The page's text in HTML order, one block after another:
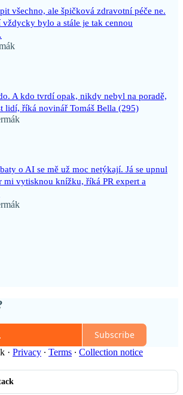
všechno, ale špičková zdravotní péče ne.
bylo a stále je tak cennou
A kdo tvrdí opak, nikdy nebyl na poradě,
lidí, říká novinář Tomáš Bella (295)
o AI se mě už moc netýkají. Já se upnul
mi vytisknou knížku, říká PR expert a
Subscribe
· Privacy ∙ Terms ∙ Collection notice